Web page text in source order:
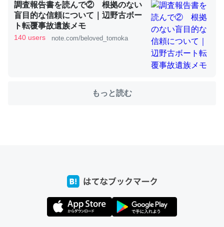
ちょうど同じ理由でEcho Show 8を設定中でした。Prime
とかSpotifyを支払う孝行もできる。一生で親と会える残
り時間を日数にすると1週間とかの人が多いそうだけど、
─たまにLINEするくらいだった遠方の父67歳と僕。ITツール導入で
たいなのでネット環境作ったけどAlexaしか使わないので
https://toyoshi.hatenablog.com/entry/2019/05/15/1805
調査報告書を読んで② 根拠のない
盲目的な信頼について｜辺野古ボー
ト転覆事故遺族メモ
140 users note.com/beloved_tomoka
もっと読む